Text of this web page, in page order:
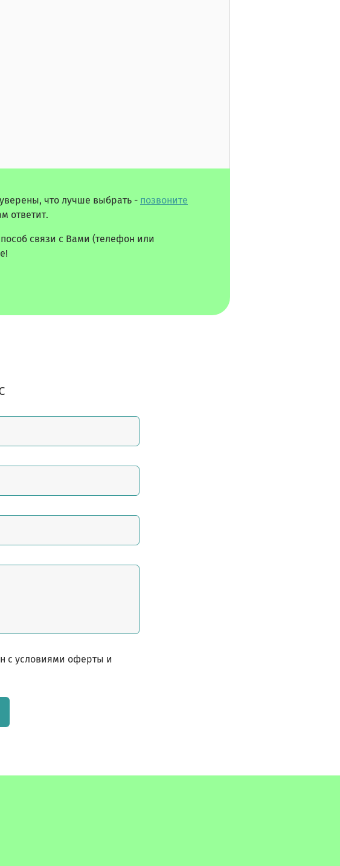
что лучше выбрать - позвоните
ответит.
связи с Вами (телефон или
с условиями оферты и